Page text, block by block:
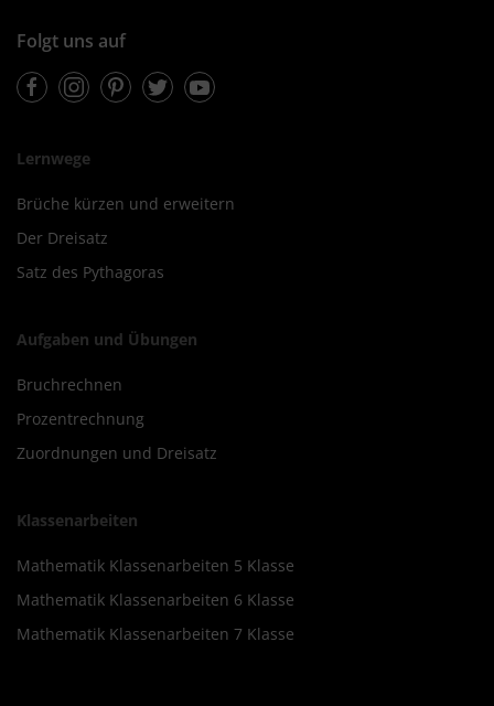
Folgt uns auf
FacebookInstagramPinterestTwitterYoutube
Lernwege
Brüche kürzen und erweitern
Der Dreisatz
Satz des Pythagoras
Aufgaben und Übungen
Bruchrechnen
Prozentrechnung
Zuordnungen und Dreisatz
Klassenarbeiten
Mathematik Klassenarbeiten 5 Klasse
Mathematik Klassenarbeiten 6 Klasse
Mathematik Klassenarbeiten 7 Klasse